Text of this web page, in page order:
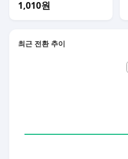
1,010원
최근 전환 추이